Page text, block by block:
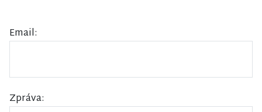
Email:
Zpráva: